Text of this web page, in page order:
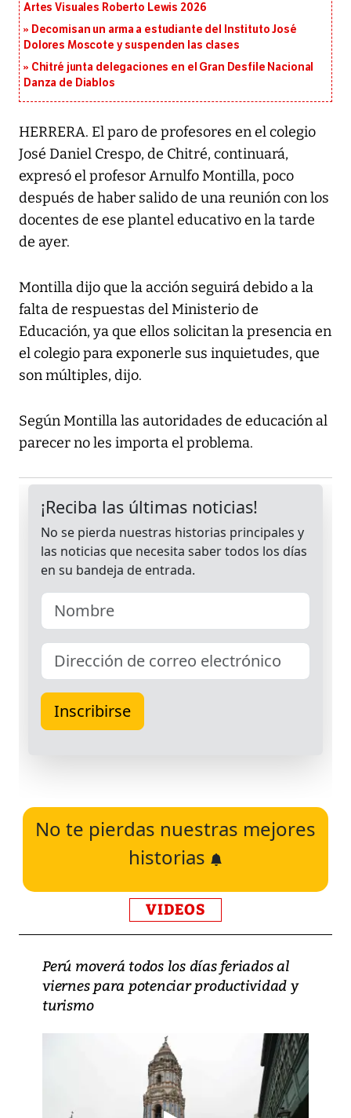
Artes Visuales Roberto Lewis 2026
Decomisan un arma a estudiante del Instituto José
Dolores Moscote y suspenden las clases
Chitré junta delegaciones en el Gran Desfile Nacional
Danza de Diablos
HERRERA. El paro de profesores en el colegio
José Daniel Crespo, de Chitré, continuará,
expresó el profesor Arnulfo Montilla, poco
después de haber salido de una reunión con los
docentes de ese plantel educativo en la tarde
de ayer.
Montilla dijo que la acción seguirá debido a la
falta de respuestas del Ministerio de
Educación, ya que ellos solicitan la presencia en
el colegio para exponerle sus inquietudes, que
son múltiples, dijo.
Según Montilla las autoridades de educación al
parecer no les importa el problema.
No te pierdas nuestras mejores
historias
VIDEOS
Perú moverá todos los días feriados al
viernes para potenciar productividad y
turismo